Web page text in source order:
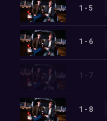
1 - 5
1 - 6
1 - 7
1 - 8